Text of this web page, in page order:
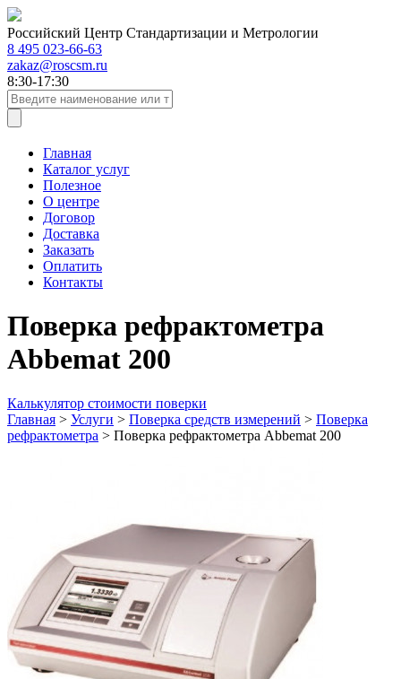
Российский Центр Стандартизации и Метрологии
8 495 023-66-63
zakaz@roscsm.ru
8:30-17:30
Главная
Каталог услуг
Полезное
О центре
Договор
Доставка
Заказать
Оплатить
Контакты
Поверка рефрактометра
Abbemat 200
Калькулятор стоимости поверки
Главная > Услуги > Поверка средств измерений > Поверка
рефрактометра > Поверка рефрактометра Abbemat 200